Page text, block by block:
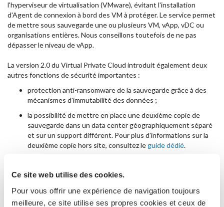
Ce site web utilise des cookies.
Pour vous offrir une expérience de navigation toujours
meilleure, ce site utilise ses propres cookies et ceux de
l'hyperviseur de virtualisation (VMware), évitant l'installation
d'Agent de connexion à bord des VM à protéger. Le service permet
de mettre sous sauvegarde une ou plusieurs VM, vApp, vDC ou
organisations entières. Nous conseillons toutefois de ne pas
dépasser le niveau de vApp.
La version 2.0 du Virtual Private Cloud introduit également deux
autres fonctions de sécurité importantes :
protection anti-ransomware de la sauvegarde grâce à des
mécanismes d'immutabilité des données ;
la possibilité de mettre en place une deuxième copie de
sauvegarde dans un data center géographiquement séparé
et sur un support différent. Pour plus d'informations sur la
deuxième copie hors site, consultez leguide dédié.
ressources des VM pour le transfert des données, garantit le
minimum de surcharge possible (utilisation des ressources
supplémentaires) et la plus grande transparence d'exécution.